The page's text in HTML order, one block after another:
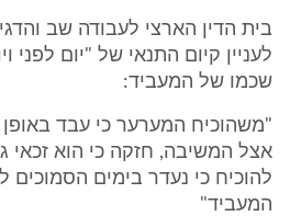
בית הדין הארצי לעבודה שב
לעניין קיום התנאי של "יום לפני
שכמו של המעביד:
"משהוכיח המערער כי עבד
אצל המשיבה, חזקה כי הוא זכאי
להוכיח כי נעדר בימים הסמוכים
המעביד"